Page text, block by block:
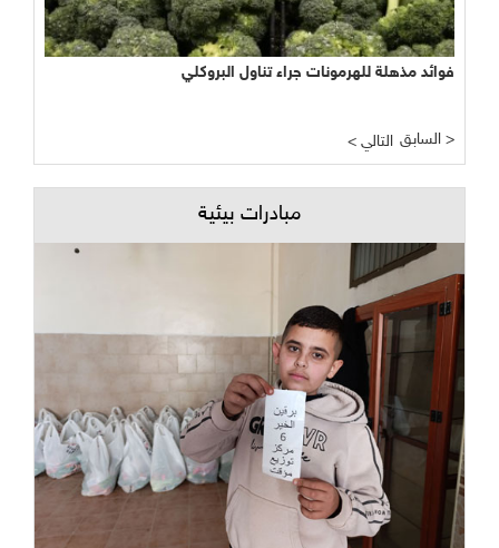
فوائد مذهلة للهرمونات جراء تناول البروكلي
< التالي السابق >
مبادرات بيئية